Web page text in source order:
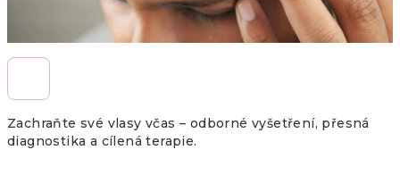
Zachraňte své vlasy včas – odborné vyšetření, přesná
diagnostika a cílená terapie.